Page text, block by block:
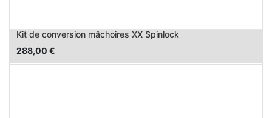
Kit de conversion mâchoires XX Spinlock
288,00 €